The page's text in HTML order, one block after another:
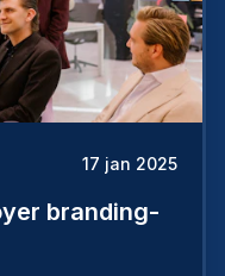
17 jan 2025
branding-